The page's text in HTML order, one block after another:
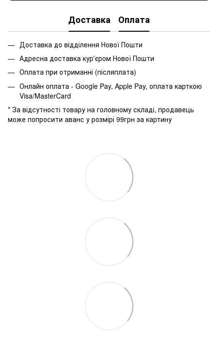
Доставка Оплата
Доставка до відділення Нової Пошти
Адресна доставка курʼєром Нової Пошти
Оплата при отриманні (післяплата)
Онлайн оплата - Google Pay, Apple Pay, оплата карткою
Visa/MasterCard
* За відсутності товару на головному складі, продавець
може попросити аванс у розмірі 99грн за картину